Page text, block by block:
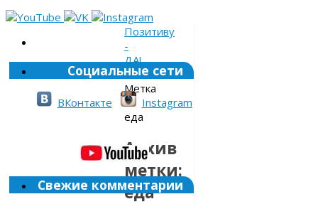
Позитиву
-
ДА!
»
Метка
»
еда
Архив
метки:
еда
Социальные сети
ВКонтакте Instagram
Свежие комментарии